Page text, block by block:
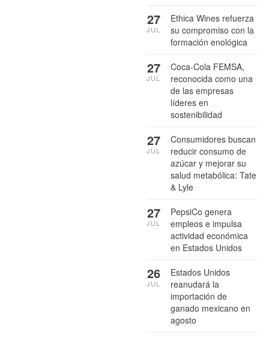
Ethica Wines refuerza
su compromiso con la
formación enológica
27
JUL
Coca-Cola FEMSA,
reconocida como una
de las empresas
líderes en
sostenibilidad
27
JUL
Consumidores buscan
reducir consumo de
azúcar y mejorar su
salud metabólica: Tate
& Lyle
27
JUL
PepsiCo genera
empleos e impulsa
actividad económica
en Estados Unidos
27
JUL
Estados Unidos
reanudará la
importación de
ganado mexicano en
agosto
26
JUL